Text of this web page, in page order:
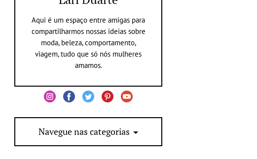
Aqui é um espaço entre amigas para
compartilharmos nossas ideias sobre
moda, beleza, comportamento,
viagem, tudo que só nós mulheres
amamos.
Navegue nas categorias